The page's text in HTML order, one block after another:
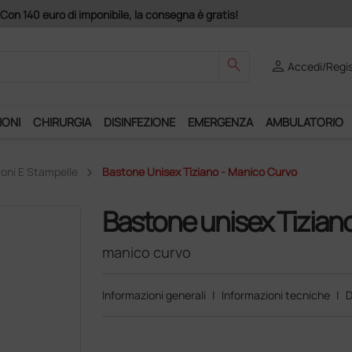
search personAccedi/
CHIRURGIA DISINFEZIONE EMERGENZA AMBULATORIO
E Stampelle Bastone Unisex Tiziano - Manico Curvo
Bastone unisex
manico curvo
Informazioni generali | Informazioni tecniche |